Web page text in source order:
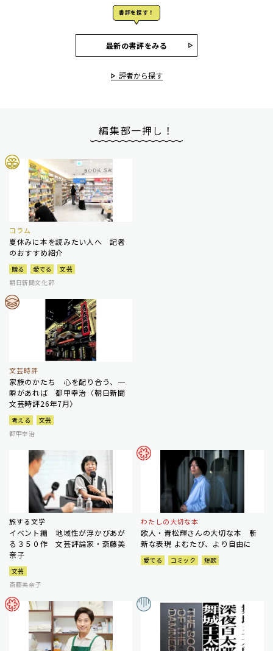
書評を探す！
最新の書評をみる
評者から探す
編集部一押し！
コラム
夏休みに本を読みたい人へ 記者
のおすすめ紹介
贈る 愛でる
文芸
朝日新聞文化部
文芸時評
家族のかたち 心を配り合う、一
瞬があれば 都甲幸治〈朝日新聞
文芸時評26年7月〉
考える
文芸
都甲幸治
旅する文学
イベント編 地域性が浮かびあが
る３５０作 文芸評論家・斎藤美
奈子
文芸
斎藤美奈子
わたしの大切な本
歌人・青松輝さんの大切な本 斬
新な表現 よむたび、より自由に
愛でる コミック 短歌